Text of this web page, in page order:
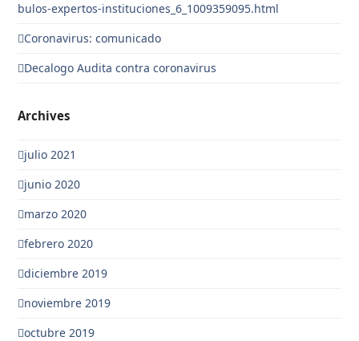
bulos-expertos-instituciones_6_1009359095.html
Coronavirus: comunicado
Decalogo Audita contra coronavirus
Archives
julio 2021
junio 2020
marzo 2020
febrero 2020
diciembre 2019
noviembre 2019
octubre 2019